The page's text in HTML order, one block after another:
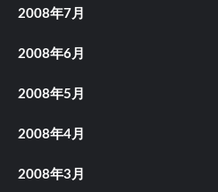
2008年7月
2008年6月
2008年5月
2008年4月
2008年3月